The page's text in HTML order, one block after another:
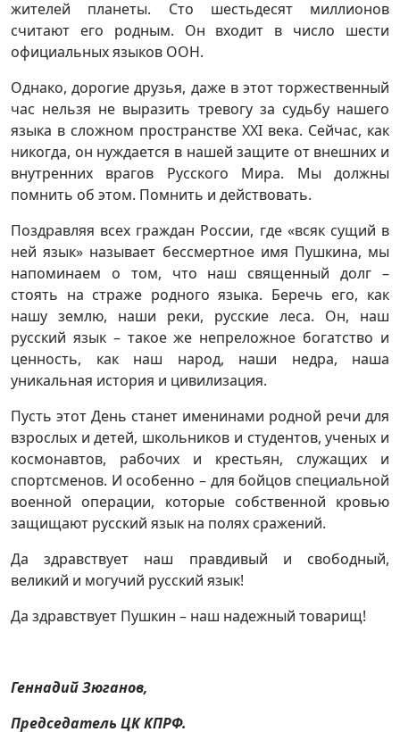
жителей планеты. Сто шестьдесят миллионов
считают его родным. Он входит в число шести
официальных языков ООН.
Однако, дорогие друзья, даже в этот торжественный
час нельзя не выразить тревогу за судьбу нашего
языка в сложном пространстве XXI века. Сейчас, как
никогда, он нуждается в нашей защите от внешних и
внутренних врагов Русского Мира. Мы должны
помнить об этом. Помнить и действовать.
Поздравляя всех граждан России, где «всяк сущий в
ней язык» называет бессмертное имя Пушкина, мы
напоминаем о том, что наш священный долг –
стоять на страже родного языка. Беречь его, как
нашу землю, наши реки, русские леса. Он, наш
русский язык – такое же непреложное богатство и
ценность, как наш народ, наши недра, наша
уникальная история и цивилизация.
Пусть этот День станет именинами родной речи для
взрослых и детей, школьников и студентов, ученых и
космонавтов, рабочих и крестьян, служащих и
спортсменов. И особенно – для бойцов специальной
военной операции, которые собственной кровью
защищают русский язык на полях сражений.
Да здравствует наш правдивый и свободный,
великий и могучий русский язык!
Да здравствует Пушкин – наш надежный товарищ!
Геннадий Зюганов,
Председатель ЦК КПРФ.